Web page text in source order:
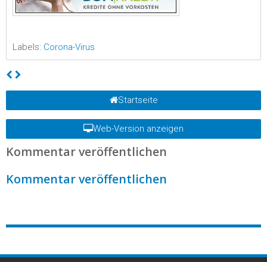
Labels: Corona-Virus
Startseite
Web-Version anzeigen
Kommentar veröffentlichen
Kommentar veröffentlichen